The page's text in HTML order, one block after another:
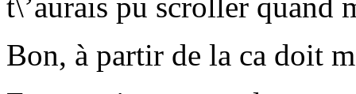
Bon, à partir de la ca doit